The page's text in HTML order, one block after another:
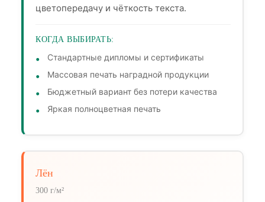
цветопередачу и чёткость текста.
КОГДА ВЫБИРАТЬ:
Стандартные дипломы и сертификаты
Массовая печать наградной продукции
Бюджетный вариант без потери качества
Яркая полноцветная печать
Лён
300 г/м²